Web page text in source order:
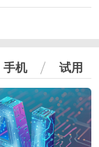
手机 试用